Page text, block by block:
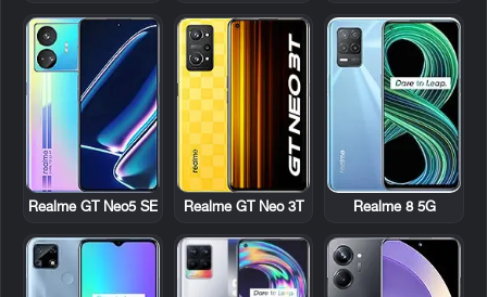
Realme 8 5G
Realme GT Neo 3T
Realme GT Neo5 SE